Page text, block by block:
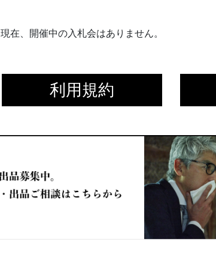
現在、開催中の入札会はありません。
利用規約